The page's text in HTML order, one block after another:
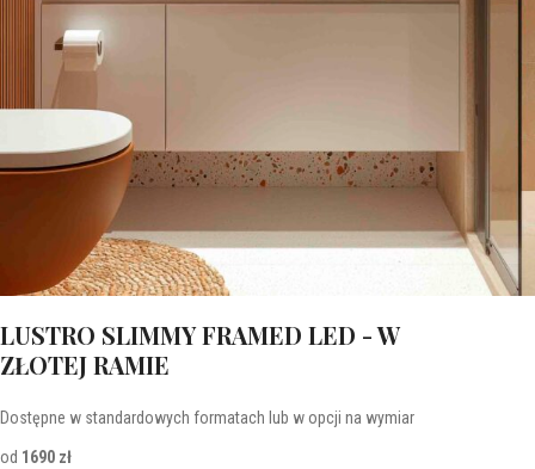
LUSTRO SLIMMY FRAMED LED - W
ZŁOTEJ RAMIE
Dostępne w standardowych formatach lub w opcji na wymiar
od 1690 zł